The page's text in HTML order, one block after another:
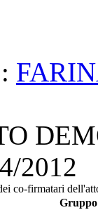
2012
co-firmatari
Gruppo